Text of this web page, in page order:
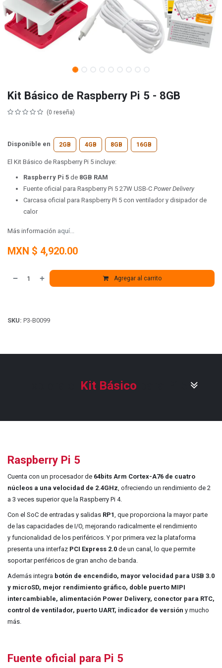
Kit Básico de Raspberry Pi 5 - 8GB
(0 reseña)
Disponible en 2GB 4GB 8GB 16GB
El Kit Básico de Raspberry Pi 5 incluye:
Raspberry Pi 5 de 8GB RAM
Fuente oficial para Raspberry Pi 5 27W USB-C Power Delivery
Carcasa oficial para Raspberry Pi 5 con ventilador y disipador de
calor
Más información aquí...
MXN $ 4,920.00
Agregar al carrito
SKU: P3-B0099
Kit Básico
Raspberry Pi 5
Cuenta con un procesador de 64bits Arm Cortex-A76 de cuatro
núcleos a una velocidad de 2.4GHz, ofreciendo un rendimiento de 2
a 3 veces superior que la Raspberry Pi 4.
Con el SoC de entradas y salidas RP1, que proporciona la mayor parte
de las capacidades de I/O, mejorando radicalmente el rendimiento
y funcionalidad de los periféricos. Y por primera vez la plataforma
presenta una interfaz PCI Express 2.0 de un canal, lo que permite
soportar periféricos de gran ancho de banda.​
Además integra botón de encendido, mayor velocidad para USB 3.0
y microSD, mejor rendimiento gráfico, doble puerto MIPI
intercambiable, alimentación Power Delivery, conector para RTC,
control de ventilador, puerto UART, indicador de versión y mucho
más.
Fuente oficial para Pi 5